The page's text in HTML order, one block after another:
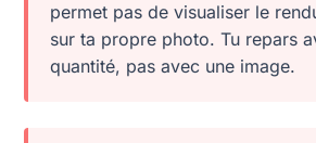
permet pas de visualiser le
sur ta propre photo. Tu repars
quantité, pas avec une image.